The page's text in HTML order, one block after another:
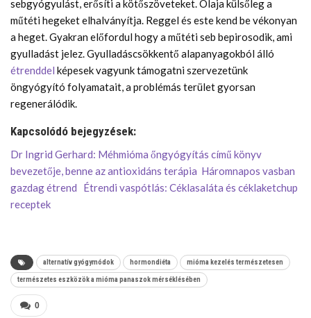
sebgyógyulást, erősíti a kötőszöveteket. Olaja külsőleg a
műtéti hegeket elhalványítja. Reggel és este kend be vékonyan
a heget. Gyakran előfordul hogy a műtéti seb bepirosodik, ami
gyulladást jelez. Gyulladáscsökkentő alapanyagokból álló
étrenddel képesek vagyunk támogatni szervezetünk
öngyógyító folyamatait, a problémás terület gyorsan
regenerálódik.
Kapcsolódó bejegyzések:
Dr Ingrid Gerhard: Méhmióma őngyógyítás című könyv
bevezetője, benne az antioxidáns terápia Háromnapos vasban
gazdag étrend
Étrendi vaspótlás: Céklasaláta és céklaketchup
receptek
alternatív gyógymódok hormondiéta mióma kezelés természetesen
természetes eszközök a mióma panaszok mérséklésében
0